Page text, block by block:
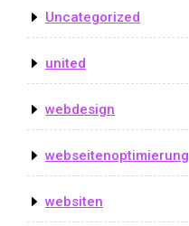
Uncategorized
united
webdesign
webseitenoptimierung
websiten